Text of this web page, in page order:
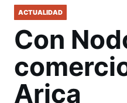
ACTUALIDAD
Con
Arica